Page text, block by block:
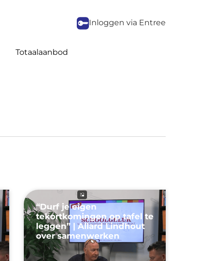
Inloggen via Entree
Totaalaanbod
“Durf je eigen
tekortkomingen op tafel te
leggen” | Allard Lindhout
over samenwerken